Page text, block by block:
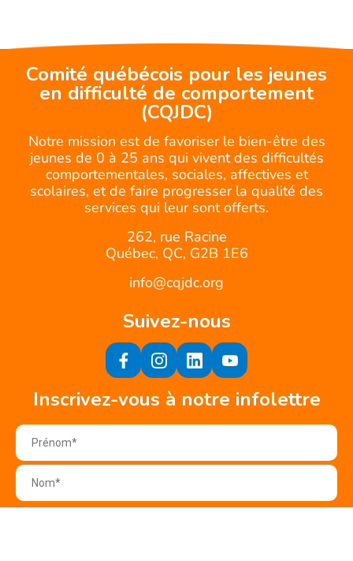
Comité québécois pour les jeunes
en difficulté de comportement
(CQJDC)
Notre mission est de favoriser le bien-être des
jeunes de 0 à 25 ans qui vivent des difficultés
comportementales, sociales, affectives et
scolaires, et de faire progresser la qualité des
services qui leur sont offerts.
262, rue Racine
Québec, QC, G2B 1E6
info@cqjdc.org
Suivez-nous
Inscrivez-vous à notre infolettre